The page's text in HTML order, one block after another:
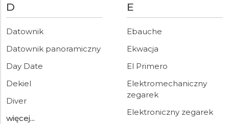
D
Datownik
Datownik panoramiczny
Day Date
Dekiel
Diver
więcej...
E
Ebauche
Ekwacja
El Primero
Elektromechaniczny
zegarek
Elektroniczny zegarek